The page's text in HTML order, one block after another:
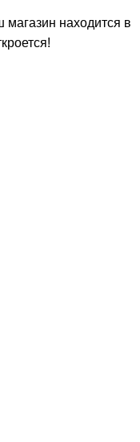
магазин находится в